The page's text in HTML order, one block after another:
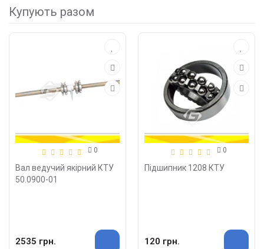
Купують разом
0
Вал ведучий якірний КТУ
50.0900-01
2535 грн.
0
Підшипник 1208 КТУ
120 грн.